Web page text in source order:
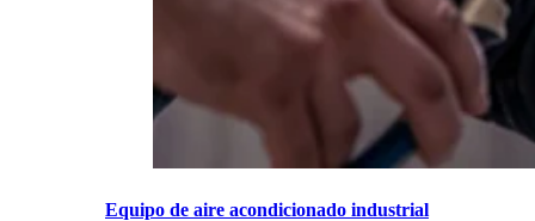
Equipo de aire acondicionado industrial